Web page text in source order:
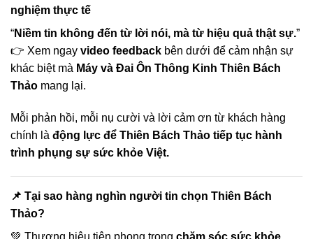
nghiệm thực tế
“Niềm tin không đến từ lời nói, mà từ hiệu quả thật sự.”
👉 Xem ngay video feedback bên dưới để cảm nhận sự
khác biệt mà Máy và Đai Ôn Thông Kinh Thiên Bách
Thảo mang lại.
Mỗi phản hồi, mỗi nụ cười và lời cảm ơn từ khách hàng
chính là động lực để Thiên Bách Thảo tiếp tục hành
trình phụng sự sức khỏe Việt.
📌 Tại sao hàng nghìn người tin chọn Thiên Bách
Thảo?
💚 Thương hiệu tiên phong trong chăm sóc sức khỏe